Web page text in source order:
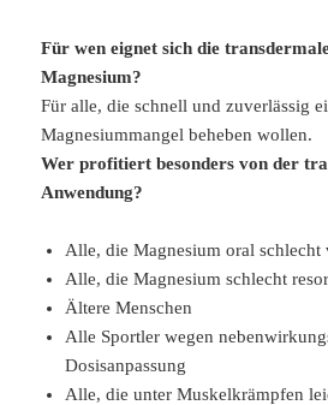
Für wen eignet sich die
Magnesium?
Für alle, die schnell und zuverlässig
Magnesiummangel beheben wollen.
Wer profitiert besonders von der
Anwendung?
Alle, die Magnesium oral schlecht
Alle, die Magnesium schlecht
Ältere Menschen
Alle Sportler wegen
Dosisanpassung
Alle, die unter Muskelkrämpfen